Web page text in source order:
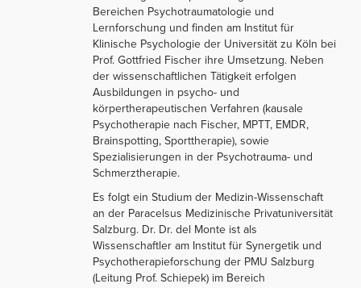
Bereichen Psychotraumatologie und
Lernforschung und finden am Institut für
Klinische Psychologie der Universität zu Köln bei
Prof. Gottfried Fischer ihre Umsetzung. Neben
der wissenschaftlichen Tätigkeit erfolgen
Ausbildungen in psycho- und
körpertherapeutischen Verfahren (kausale
Psychotherapie nach Fischer, MPTT, EMDR,
Brainspotting, Sporttherapie), sowie
Spezialisierungen in der Psychotrauma- und
Schmerztherapie.
Es folgt ein Studium der Medizin-Wissenschaft
an der Paracelsus Medizinische Privatuniversität
Salzburg. Dr. Dr. del Monte ist als
Wissenschaftler am Institut für Synergetik und
Psychotherapieforschung der PMU Salzburg
(Leitung Prof. Schiepek) im Bereich